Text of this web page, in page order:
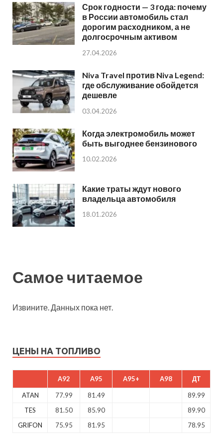
Срок годности — 3 года: почему
в России автомобиль стал
дорогим расходником, а не
долгосрочным активом
27.04.2026
Niva Travel против Niva Legend:
где обслуживание обойдется
дешевле
03.04.2026
Когда электромобиль может
быть выгоднее бензинового
10.02.2026
Какие траты ждут нового
владельца автомобиля
18.01.2026
Самое читаемое
Извините. Данных пока нет.
ЦЕНЫ НА ТОПЛИВО
A92 A95 A95+ A98 ДТ
ATAN 77.99 81.49
89.99
TES
81.50 85.90
89.90
GRIFON
75.95 81.95 78.95